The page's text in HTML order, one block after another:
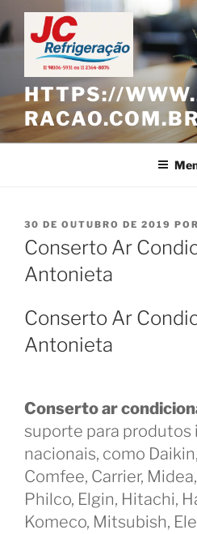
Pular
para
o
conteúdo
HTTPS://
RACAO.COM.BR
PUBLICADO
EM
30 DE OUTUBRO DE 2019 POR
Conserto Ar
Antonieta
Conserto Ar
Antonieta
Conserto ar
suporte para produtos
nacionais, como
Comfee, Carrier,
Philco, Elgin, Hitachi,
Komeco, Mitsubish,